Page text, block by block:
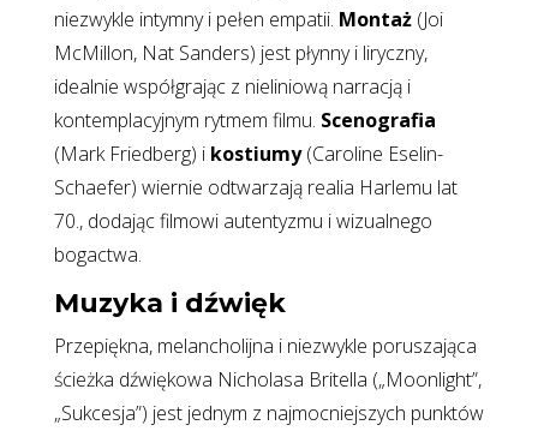
niezwykle intymny i pełen empatii. Montaż(Joi
McMillon, Nat Sanders) jest płynny i liryczny,
idealnie współgrając z nieliniową narracją i
kontemplacyjnym rytmem filmu. Scenografia
(Mark Friedberg) i kostiumy(Caroline Eselin-
Schaefer) wiernie odtwarzają realia Harlemu lat
70., dodając filmowi autentyzmu i wizualnego
bogactwa.
Muzyka i dźwięk
Przepiękna, melancholijna i niezwykle poruszająca
ścieżka dźwiękowa Nicholasa Britella („Moonlight”,
„Sukcesja”) jest jednym z najmocniejszych punktów